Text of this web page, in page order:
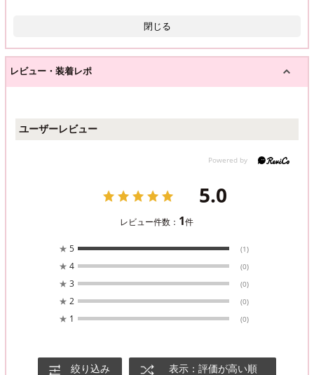
閉じる
レビュー・装着レポ
ユーザーレビュー
5.0
レビュー件数： 1件
★ 5 (1)
★ 4 (0)
★ 3 (0)
★ 2 (0)
★ 1 (0)
絞り込み 表示：評価が高い順